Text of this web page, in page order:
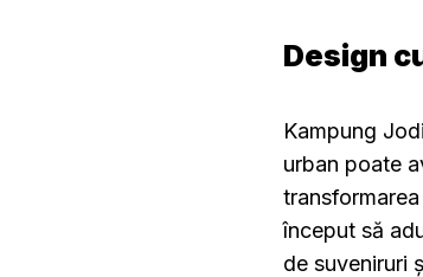
Design
Kampung
urban poate
început să
de suveniruri